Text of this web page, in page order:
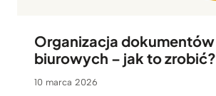
Organizacja dokumentów
biurowych – jak to zrobić?
10 marca 2026